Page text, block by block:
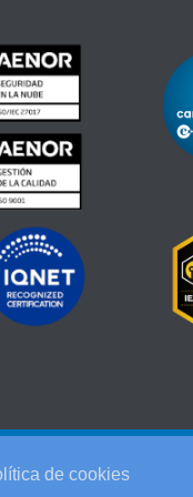
de cookies
de la Barca (Barcelona)
de Privacidad